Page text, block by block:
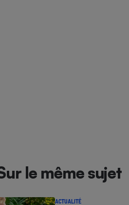
le même sujet
ACTUALITÉ